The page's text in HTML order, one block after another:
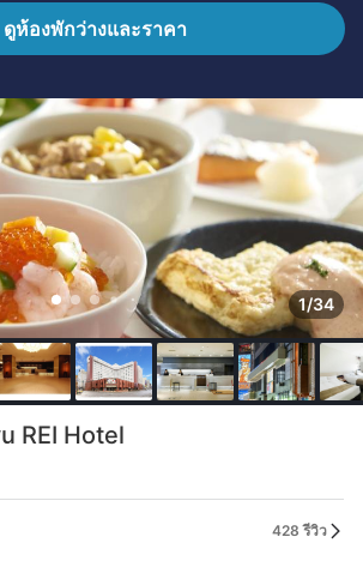
ดูห้องพักว่างและราคา
1/34
REI Hotel
428 รีวิว